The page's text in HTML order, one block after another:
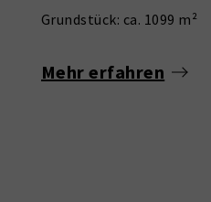
Grundstück: ca. 1099 m²
Mehr erfahren